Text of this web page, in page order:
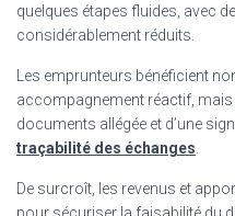
quelques étapes fluides, avec
considérablement réduits.
Les emprunteurs bénéficient
accompagnement réactif, mais
documents allégée et d’une
traçabilité des échanges
De surcroît, les revenus et